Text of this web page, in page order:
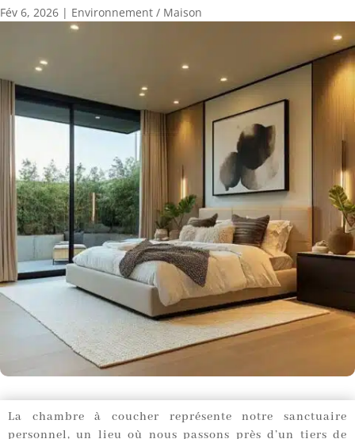
Fév 6, 2026 | Environnement / Maison
La chambre à coucher représente notre sanctuaire
personnel, un lieu où nous passons près d’un tiers de